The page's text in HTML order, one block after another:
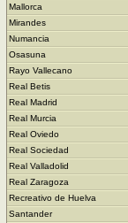
Mallorca
Mirandes
Numancia
Osasuna
Rayo Vallecano
Real Betis
Real Madrid
Real Murcia
Real Oviedo
Real Sociedad
Real Valladolid
Real Zaragoza
Recreativo de Huelva
Santander